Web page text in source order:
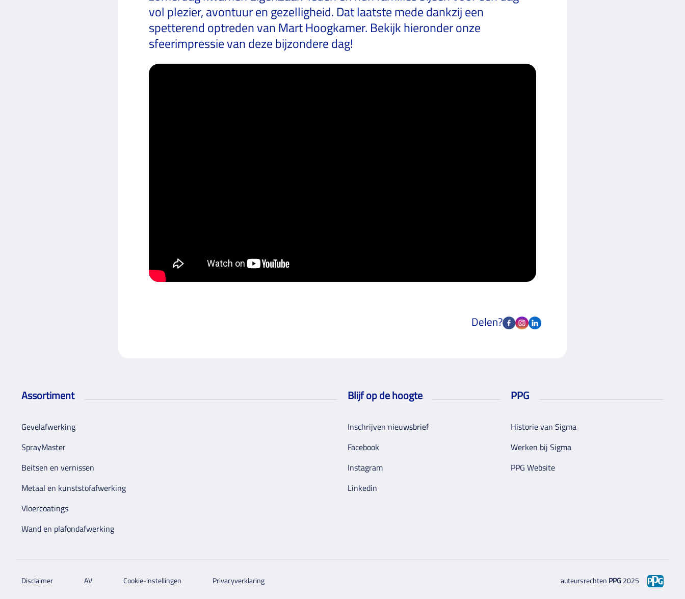
vol plezier, avontuur en gezelligheid. Dat laatste mede dankzij een
spetterend optreden van Mart Hoogkamer. Bekijk hieronder onze
sfeerimpressie van deze bijzondere dag!
Delen?
Assortiment
Gevelafwerking
SprayMaster
Beitsen en vernissen
Metaal en kunststofafwerking
Vloercoatings
Wand en plafondafwerking
Blijf op de hoogte
Inschrijven nieuwsbrief
Facebook
Instagram
Linkedin
PPG
Historie van Sigma
Werken bij Sigma
PPG Website
Disclaimer AV Cookie-instellingen Privacyverklaring auteursrechten PPG2025